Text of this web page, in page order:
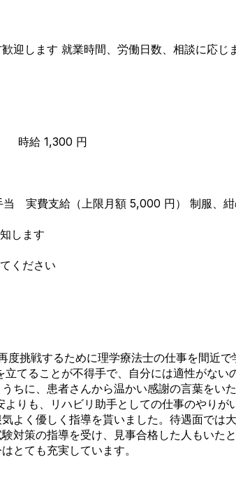
迎します 就業時間、労働日数、相談に応じ
時給 1,300 円
費支給（上限月額 5,000 円） 制服、紺
します
ください
挑戦するために理学療法士の仕事を間近
てることが不得手で、自分には適性がな
ちに、患者さんから温かい感謝の言葉を
りも、リハビリ助手としての仕事のやり
よく優しく指導を貰いました。待遇面で
対策の指導を受け、見事合格した人もい
とても充実しています。